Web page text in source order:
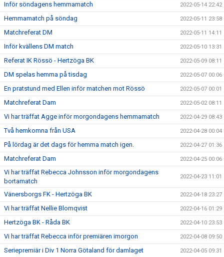
Inför söndagens hemmamatch 2022-05-14 22:42
Hemmamatch på söndag 2022-05-11 23:58
Matchreferat DM 2022-05-11 14:11
Inför kvällens DM match 2022-05-10 13:31
Referat IK Rössö - Hertzöga BK 2022-05-09 08:11
DM spelas hemma på tisdag 2022-05-07 00:06
En pratstund med Ellen inför matchen mot Rössö 2022-05-07 00:01
Matchreferat Dam 2022-05-02 08:11
Vi har träffat Agge inför morgondagens hemmamatch 2022-04-29 08:43
Två hemkomna från USA 2022-04-28 00:04
På lördag är det dags för hemma match igen. 2022-04-27 01:36
Matchreferat Dam 2022-04-25 00:06
Vi har träffat Rebecca Johnsson inför morgondagens
bortamatch
2022-04-23 11:01
Vänersborgs FK - Hertzöga BK 2022-04-18 23:27
Vi har träffat Nellie Blomqvist 2022-04-16 01:29
Hertzöga BK - Råda BK 2022-04-10 23:53
Vi har träffat Rebecca inför premiären imorgon 2022-04-08 09:50
Seriepremiär i Div 1 Norra Götaland för damlaget 2022-04-05 09:31